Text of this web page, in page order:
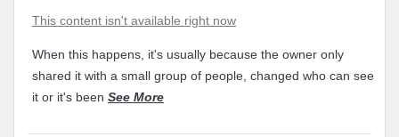
This content isn't available right now
When this happens, it's usually because the owner only
shared it with a small group of people, changed who can see
it or it's been See More